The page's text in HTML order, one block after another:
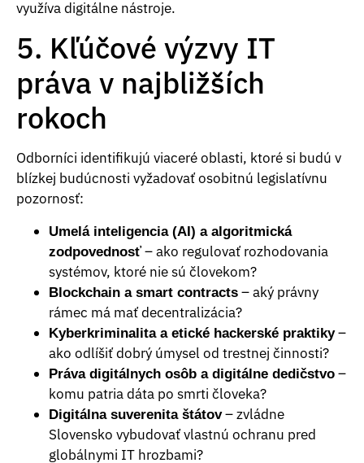
využíva digitálne nástroje.
5. Kľúčové výzvy IT
práva v najbližších
rokoch
Odborníci identifikujú viaceré oblasti, ktoré si budú v
blízkej budúcnosti vyžadovať osobitnú legislatívnu
pozornosť:
Umelá inteligencia (AI) a algoritmická
zodpovednosť– ako regulovať rozhodovania
systémov, ktoré nie sú človekom?
Blockchain a smart contracts – aký právny
rámec má mať decentralizácia?
Kyberkriminalita a etické hackerské praktiky–
ako odlíšiť dobrý úmysel od trestnej činnosti?
Práva digitálnych osôb a digitálne dedičstvo –
komu patria dáta po smrti človeka?
Digitálna suverenita štátov– zvládne
Slovensko vybudovať vlastnú ochranu pred
globálnymi IT hrozbami?